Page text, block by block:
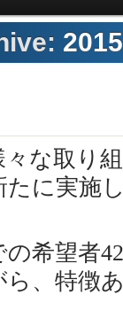
々な取り
に実施
の希望者
ら、特徴